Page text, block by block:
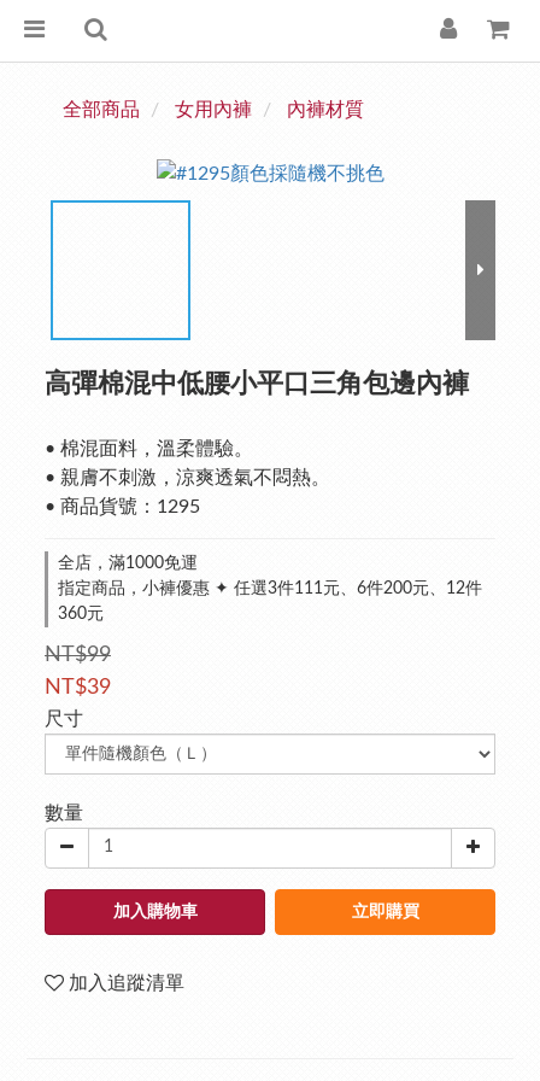
全部商品 女用內褲 內褲材質
高彈棉混中低腰小平口三角包邊內褲
• 棉混面料，溫柔體驗。
• 親膚不刺激，涼爽透氣不悶熱。
• 商品貨號：1295
全店，滿1000免運
指定商品，小褲優惠 ✦ 任選3件111元、6件200元、12件
360元
NT$99
NT$39
尺寸
數量
加入購物車 立即購買
加入追蹤清單